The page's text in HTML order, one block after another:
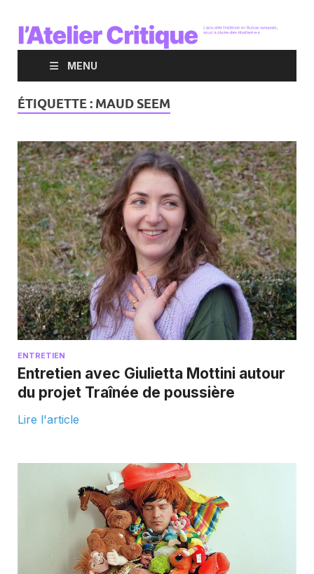
MENU
ÉTIQUETTE : MAUD SEEM
ENTRETIEN
Entretien avec Giulietta Mottini autour
du projet Traînée de poussière
Lire l'article